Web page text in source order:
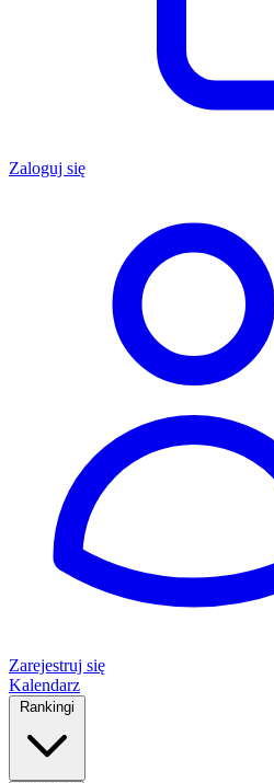
Zaloguj się
Zarejestruj się
Kalendarz
Rankingi